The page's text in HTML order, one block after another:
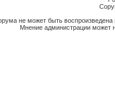
не может быть
Мнение администрации может